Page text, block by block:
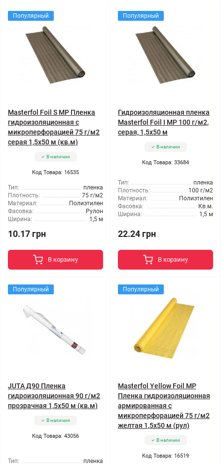
Популярный
Masterfol Foil S MP Пленка
гидроизоляционная с
микроперфорацией 75 г/м2
серая 1,5x50 м (кв.м)
В наличии
Код Товара: 16535
Тип:
пленка
Плотность:
75 г/м2
Материал:
Полиэтилен
Фасовка:
Рулон
Ширина:
1,5 м
10.17 грн
В корзину
Популярный
Гидроизоляционная пленка
Masterfol Foil I MP 100 г/м2,
серая, 1,5x50 м
В наличии
Код Товара: 33684
Тип:
пленка
Плотность:
100 г/м2
Материал:
Полиэтилен
Фасовка:
Кв.м.
Ширина:
1,5 м
22.24 грн
В корзину
Популярный
JUTA Д90 Пленка
гидроизоляционная 90 г/м2
прозрачная 1,5x50 м (кв.м)
В наличии
Код Товара: 43056
Тип:
пленка
Популярный
Masterfol Yellow Foil MP
Пленка гидроизоляционная
армированная с
микроперфорацией 75 г/м2
желтая 1,5x50 м (рул)
В наличии
Код Товара: 16519